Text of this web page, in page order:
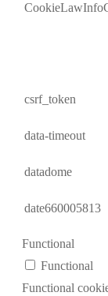
csrf_token
data-timeout
datadome
date660005813
Functional
Functional
Functional